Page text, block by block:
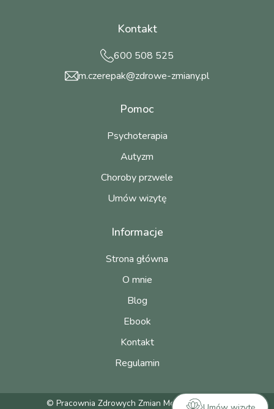
Kontakt
600 508 525
m.czerepak@zdrowe-zmiany.pl
Pomoc
Psychoterapia
Autyzm
Choroby przwele
Umów wizytę
Informacje
Strona główna
O mnie
Blog
Ebook
Kontakt
Regulamin
© Pracownia Zdrowych Zmian Monika Czerepak